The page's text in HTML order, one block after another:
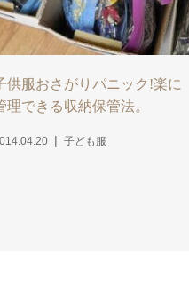
供服おさがりパニック!楽に
理できる収納保管法。
子ども服